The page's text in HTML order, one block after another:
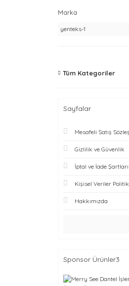
Marka
yenteks-1
Tüm Kategoriler
Sayfalar
Mesafeli Satış
Gizlilik ve Güvenlik
İptal ve İade Şartları
Kişisel Veriler
Hakkımızda
Sponsor Ürünler3